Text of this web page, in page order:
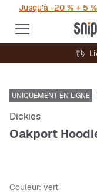
Jusqu’à -20 % + 5
UNIQUEMENT EN LIGNE
Dickies
Oakport
Couleur: vert